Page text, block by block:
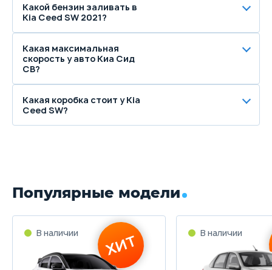
Какой бензин заливать в
Kia Ceed SW 2021?
Какая максимальная
скорость у авто Киа Сид
СВ?
Какая коробка стоит у Kia
Ceed SW?
Популярные модели